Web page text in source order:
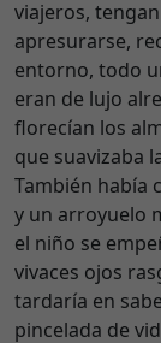
viajeros,
apresurarse,
entorno, todo
eran de lujo
florecían los
que suavizaba
También había
y un arroyuelo
el niño se
vivaces ojos
tardaría en
pincelada de